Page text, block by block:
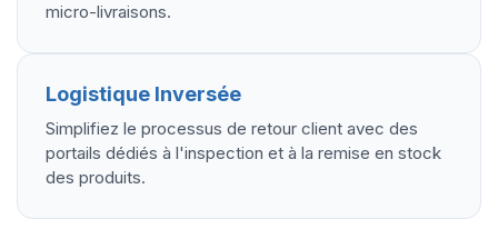
micro-livraisons.
Logistique Inversée
Simplifiez le processus de retour client avec des
portails dédiés à l'inspection et à la remise en stock
des produits.